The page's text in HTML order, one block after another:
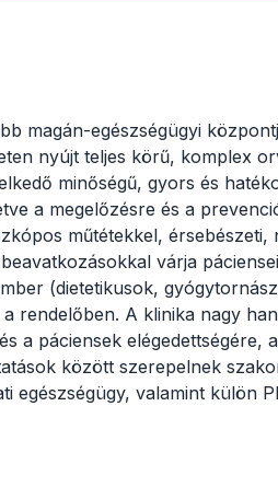
magán-egészségügyi
nyújt teljes körű, komplex
minőségű, gyors és
a megelőzésre és a
műtétekkel, érsebészeti,
várja
(dietetikusok,
rendelőben. A klinika nagy
a páciensek elégedettségére,
között szerepelnek
egészségügy, valamint külön